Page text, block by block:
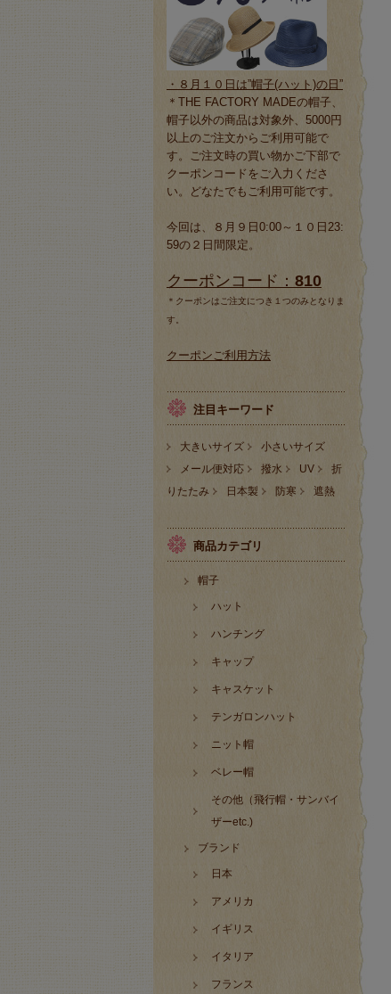
・８月１０日は”帽子(ハット)の日”
＊THE FACTORY MADEの帽子、
帽子以外の商品は対象外、5000円
以上のご注文からご利用可能で
す。ご注文時の買い物かご下部で
クーポンコードをご入力くださ
い。どなたでもご利用可能です。
今回は、８月９日0:00～１０日23:
59の２日間限定。
クーポンコード： 810
＊クーポンはご注文につき１つのみとなりま
す。
クーポンご利用方法
注目キーワード
大きいサイズ
小さいサイズ
メール便対応
撥水 UV
折
りたたみ
日本製 防寒 遮熱
商品カテゴリ
帽子
ハット
ハンチング
キャップ
キャスケット
テンガロンハット
ニット帽
ベレー帽
その他（飛行帽・サンバイ
ザーetc.)
ブランド
日本
アメリカ
イギリス
イタリア
フランス